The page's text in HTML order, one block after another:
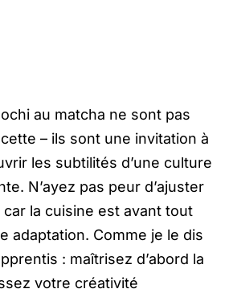
au matcha ne sont pas
– ils sont une invitation à
les subtilités d’une culture
N’ayez pas peur d’ajuster
la cuisine est avant tout
adaptation. Comme je le dis
: maîtrisez d’abord la
votre créativité